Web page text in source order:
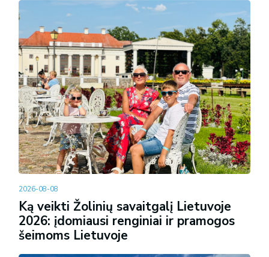
2026-08-08
Ką veikti Žolinių savaitgalį Lietuvoje
2026: įdomiausi renginiai ir pramogos
šeimoms Lietuvoje